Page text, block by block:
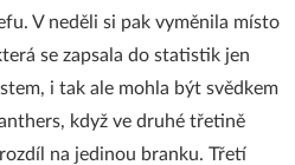
V neděli si pak vyměnila místo
se zapsala do statistik jen
i tak ale mohla být svědkem
když ve druhé třetině
na jedinou branku. Třetí